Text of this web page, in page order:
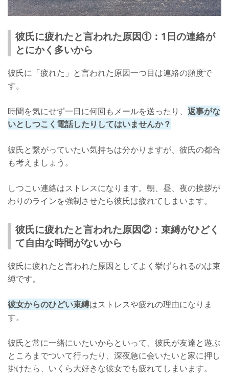
嘘をつく
彼氏に疲れたと言われた原因①：1日の連絡が
とにかく多いから
彼氏に「疲れた」と言われた原因一つ目は連絡の頻度で
す。
時間を気にせず一日に何回もメールを送ったり、 返事がな
いとしつこく電話したりしてはいませんか？
彼氏と繋がっていたい気持ちは分かりますが、彼氏の都合
も考えましょう。
しつこい連絡はストレスになります。朝、昼、夜の挨拶が
わりのラインを強制させたら彼氏は疲れてしまいます。
彼氏に疲れたと言われた原因②：束縛がひどく
て自由な時間がないから
彼氏に疲れたと言われた原因としてよく挙げられるのは束
縛です。
彼女からのひどい束縛はストレスや疲れの理由になりま
す。
彼氏と常に一緒にいたいからといって、彼氏が友達と遊ぶ
ところまでついて行ったり、深夜急に会いたいと家に押し
掛けたら、いくら大好きな彼女でも疲れてしまいます。